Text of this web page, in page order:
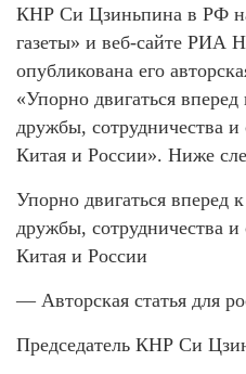
КНР Си Цзиньпина в РФ
газеты» и веб-сайте РИА
опубликована его
«Упорно двигаться
дружбы, сотрудничества и
Китая и России». Ниже
Упорно двигаться вперед
дружбы, сотрудничества и
Китая и России
— Авторская статья для
Председатель КНР Си